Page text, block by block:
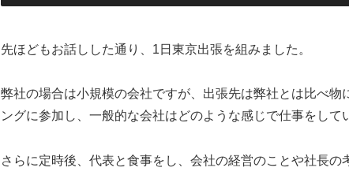
先ほどもお話しした通り、1日東京出張を組みました。
弊社の場合は小規模の会社ですが、出張先は弊社とは比べ
ングに参加し、一般的な会社はどのような感じで仕事をして
さらに定時後、代表と食事をし、会社の経営のことや社長の